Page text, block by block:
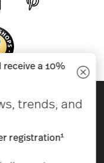
home
Privacy
a 10%
trends, and
registration1